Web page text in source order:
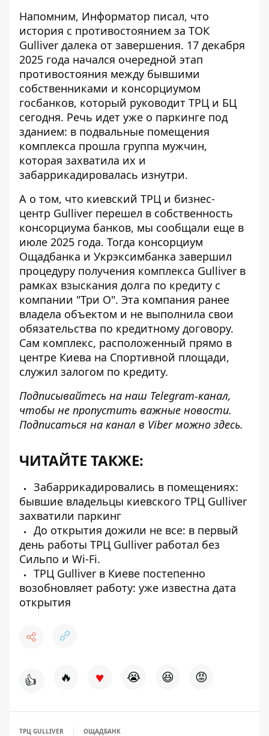
Напомним, Информатор писал, что
история с противостоянием за ТОК
Gulliver далека от завершения. 17 декабря
2025 года начался очередной этап
противостояния между бывшими
собственниками и консорциумом
госбанков, который руководит ТРЦ и БЦ
сегодня. Речь идет уже о паркинге под
зданием: в подвальные помещения
комплекса прошла группа мужчин,
которая захватила их и
забаррикадировалась изнутри.
А о том, что киевский ТРЦ и бизнес-
центр Gulliver перешел в собственность
консорциума банков, мы сообщали еще в
июле 2025 года. Тогда консорциум
Ощадбанка и Укрэксимбанка завершил
процедуру получения комплекса Gulliver в
рамках взыскания долга по кредиту с
компании "Три О". Эта компания ранее
владела объектом и не выполнила свои
обязательства по кредитному договору.
Сам комплекс, расположенный прямо в
центре Киева на Спортивной площади,
служил залогом по кредиту.
Подписывайтесь на наш Telegram-канал,
чтобы не пропустить важные новости.
Подписаться на канал в Viber можно здесь.
ЧИТАЙТЕ ТАКЖЕ:
Забаррикадировались в помещениях:
бывшие владельцы киевского ТРЦ Gulliver
захватили паркинг
До открытия дожили не все: в первый
день работы ТРЦ Gulliver работал без
Сильпо и Wi-Fi.
ТРЦ Gulliver в Киеве постепенно
возобновляет работу: уже известна дата
открытия
👍 🔥 ♥ 😭 😆 😡
ТРЦ GULLIVER ОЩАДБАНК